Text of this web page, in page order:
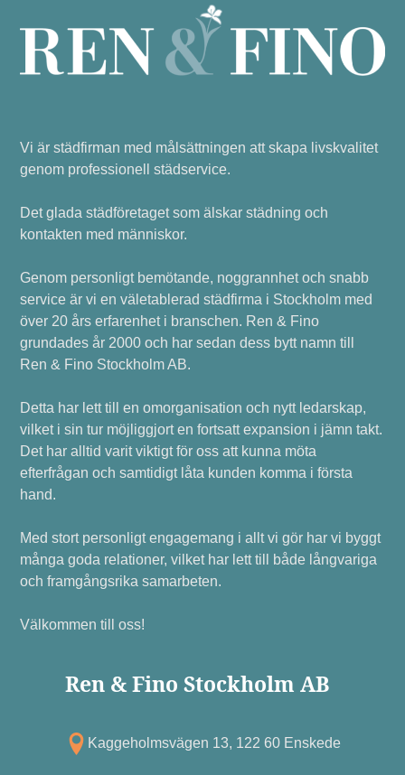
Vi är städfirman med målsättningen att skapa livskvalitet
genom professionell städservice.
Det glada städföretaget som älskar städning och
kontakten med människor.
Genom personligt bemötande, noggrannhet och snabb
service är vi en väletablerad städfirma i Stockholm med
över 20 års erfarenhet i branschen. Ren & Fino
grundades år 2000 och har sedan dess bytt namn till
Ren & Fino Stockholm AB.
Detta har lett till en omorganisation och nytt ledarskap,
vilket i sin tur möjliggjort en fortsatt expansion i jämn takt.
Det har alltid varit viktigt för oss att kunna möta
efterfrågan och samtidigt låta kunden komma i första
hand.
Med stort personligt engagemang i allt vi gör har vi byggt
många goda relationer, vilket har lett till både långvariga
och framgångsrika samarbeten.
Välkommen till oss!
Ren & Fino Stockholm AB
Kagg eholmsvägen 13, 122 60 Enskede